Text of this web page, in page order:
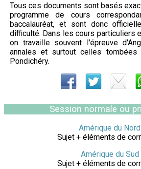
Tous ces documents sont basés
programme de cours
baccalauréat, et sont donc
difficulté. Dans les cours particuliers
on travaille souvent l'épreuve
annales et surtout celles
Pondichéry.
Session normale ou
Amérique du Nord
Sujet + éléments de
Amérique du Sud
Sujet + éléments de